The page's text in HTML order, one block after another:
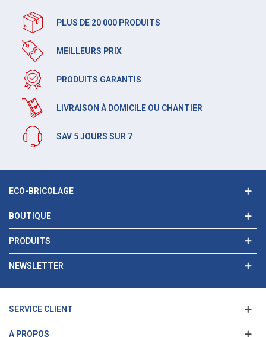
PLUS DE 20 000 PRODUITS
MEILLEURS PRIX
PRODUITS GARANTIS
LIVRAISON À DOMICILE OU CHANTIER
SAV 5 JOURS SUR 7
ECO-BRICOLAGE
BOUTIQUE
PRODUITS
NEWSLETTER
SERVICE CLIENT
A PROPOS